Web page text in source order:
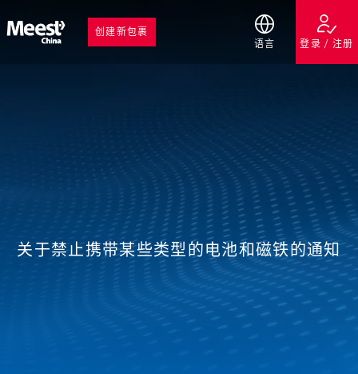
创建新包裹
语言
登录 / 注册
关于禁止携带某些类型的电池和磁铁的通知